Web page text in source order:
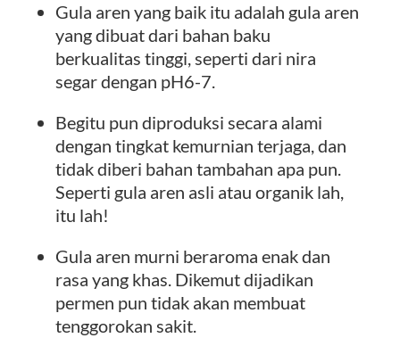
Gula aren yang baik itu adalah gula aren
yang dibuat dari bahan baku
berkualitas tinggi, seperti dari nira
segar dengan pH6-7.
Begitu pun diproduksi secara alami
dengan tingkat kemurnian terjaga, dan
tidak diberi bahan tambahan apa pun.
Seperti gula aren asli atau organik lah,
itu lah!
Gula aren murni beraroma enak dan
rasa yang khas. Dikemut dijadikan
permen pun tidak akan membuat
tenggorokan sakit.